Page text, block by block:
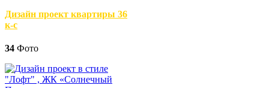
Дизайн проект квартиры 36
к-с
34 Фото